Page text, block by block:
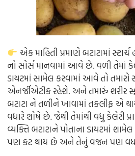
એક માહિતી પ્રમાણે બટાટામાં
નો સોર્સ માનવામાં આવે છે. વળી તેમાં
ડાયટમાં સામેલ કરવામાં આવે તો તમારો
એનર્જીએટીક રહેશે. અને તમારું શરીર
બટાટા ને તળીને ખાવામાં તકલીફ એ
વધારે શોષે છે. જેથી તેમાંથી વધુ કેલેરી
વ્યક્તિ બટાટાને પોતાના ડાયટમાં
પણ કટ થાય છે અને તેનું વજન પણ